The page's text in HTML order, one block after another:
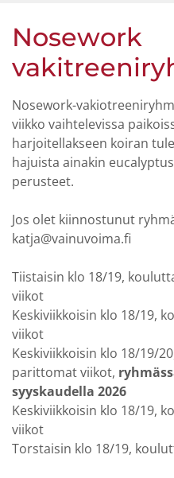
Nosework
Nosework-
viikko vaihtelevissa
harjoitellakseen koiran
hajuista ainakin
perusteet.
Jos olet kiinnostunut
katja@vainuvoima.fi
Tiistaisin klo 18/19,
viikot
Keskiviikkoisin klo 18/19,
viikot
Keskiviikkoisin klo 18/19/
parittomat viikot,
syyskaudella 2026
Keskiviikkoisin klo 18/19,
viikot
Torstaisin klo 18/19,